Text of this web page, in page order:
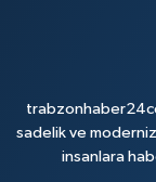
sadelik ve
insanlara